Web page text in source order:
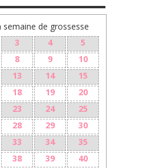
semaine de grossesse
3 4
5
8 9
10
13 14
15
18 19
20
23 24
25
28 29
30
33 34
35
38 39 40